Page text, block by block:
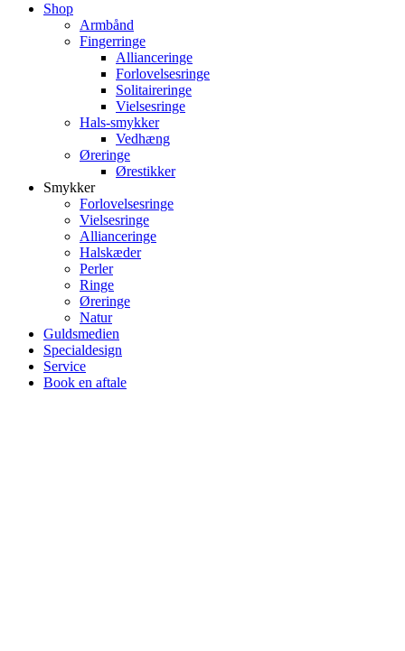
Shop
Armbånd
Fingerringe
Allianceringe
Forlovelsesringe
Solitaireringe
Vielsesringe
Hals-smykker
Vedhæng
Øreringe
Ørestikker
Smykker
Forlovelsesringe
Vielsesringe
Allianceringe
Halskæder
Perler
Ringe
Øreringe
Natur
Guldsmedien
Specialdesign
Service
Book en aftale